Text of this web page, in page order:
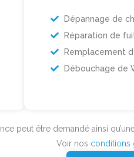
Dépannage de
Réparation de
Remplacement
Débouchage de
peut être demandé ainsi
Voir nos conditions